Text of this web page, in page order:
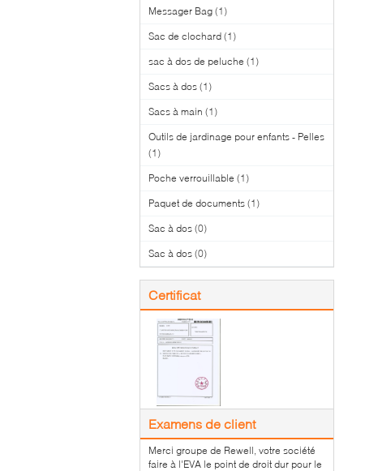
Messager Bag (1)
Sac de clochard (1)
sac à dos de peluche (1)
Sacs à dos (1)
Sacs à main (1)
Outils de jardinage pour enfants - Pelles
(1)
Poche verrouillable (1)
Paquet de documents (1)
Sac à dos (0)
Sac à dos (0)
Certificat
Examens de client
Merci groupe de Rewell, votre société
faire à l'EVA le point de droit dur pour le